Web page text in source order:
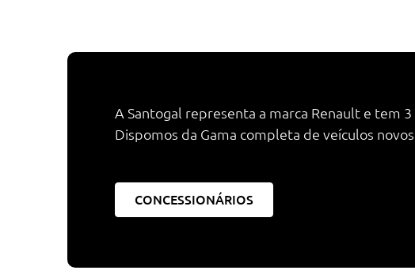
A Santogal representa a marca Renault e tem
Dispomos da Gama completa de veículos
CONCESSIONÁRIOS